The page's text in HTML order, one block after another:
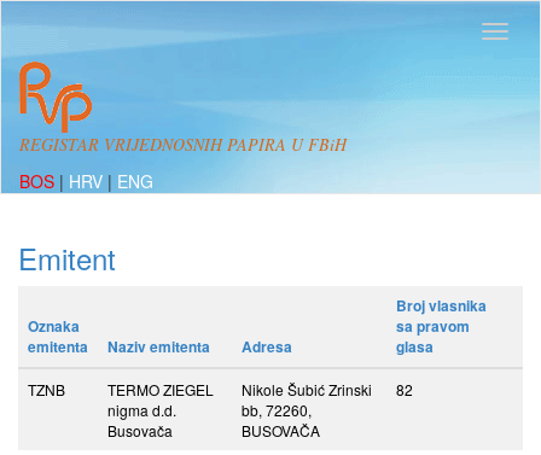
REGISTAR VRIJEDNOSNIH PAPIRA U FBiH
BOS | HRV | ENG
Emitent
Oznaka
emitenta
Naziv emitenta Adresa
Broj vlasnika
sa pravom
glasa
TZNB
TERMO ZIEGEL
nigma d.d.
Busovača
Nikole Šubić Zrinski
bb, 72260,
BUSOVAČA
82